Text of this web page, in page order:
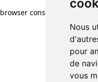
Nous
pour
de
vous
Nous
pour
de
vous
browser console for more